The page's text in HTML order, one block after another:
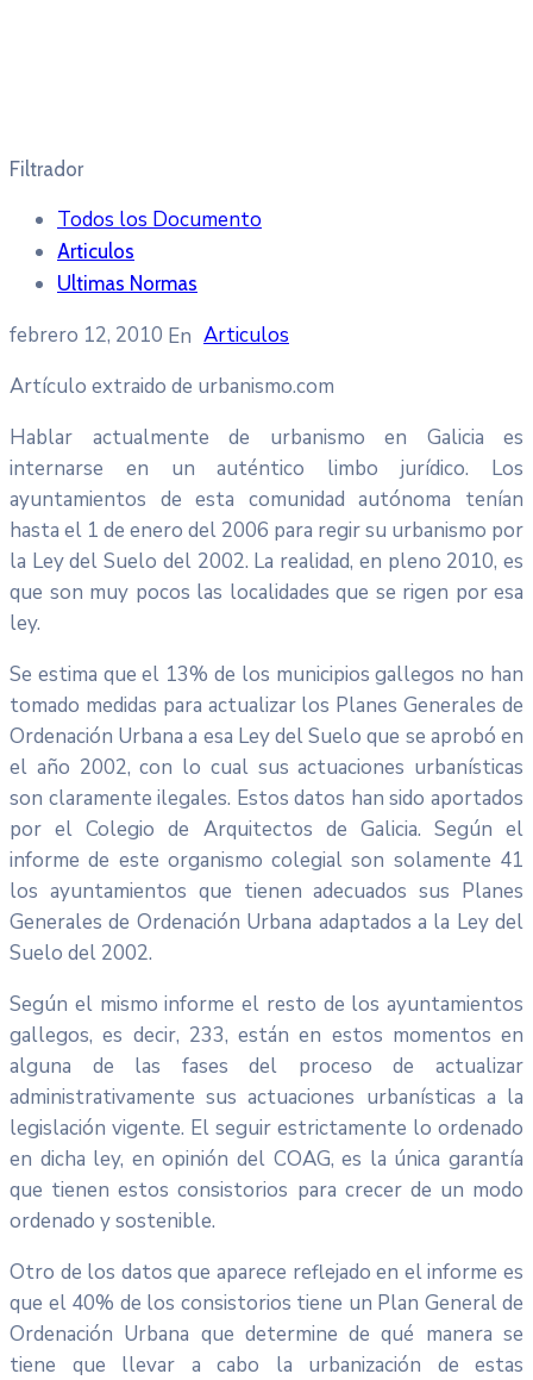
Filtrador
Todos los Documento
Articulos
Ultimas Normas
febrero 12, 2010
Articulos
Artículo extraido de urbanismo.com
Hablar actualmente de urbanismo en Galicia es
internarse en un auténtico limbo jurídico. Los
ayuntamientos de esta comunidad autónoma tenían
hasta el 1 de enero del 2006 para regir su urbanismo por
la Ley del Suelo del 2002. La realidad, en pleno 2010, es
que son muy pocos las localidades que se rigen por esa
ley.
Se estima que el 13% de los municipios gallegos no han
tomado medidas para actualizar los Planes Generales de
Ordenación Urbana a esa Ley del Suelo que se aprobó en
el año 2002, con lo cual sus actuaciones urbanísticas
son claramente ilegales. Estos datos han sido aportados
por el Colegio de Arquitectos de Galicia. Según el
informe de este organismo colegial son solamente 41
los ayuntamientos que tienen adecuados sus Planes
Generales de Ordenación Urbana adaptados a la Ley del
Suelo del 2002.
Según el mismo informe el resto de los ayuntamientos
gallegos, es decir, 233, están en estos momentos en
alguna de las fases del proceso de actualizar
administrativamente sus actuaciones urbanísticas a la
legislación vigente. El seguir estrictamente lo ordenado
en dicha ley, en opinión del COAG, es la única garantía
que tienen estos consistorios para crecer de un modo
ordenado y sostenible.
Otro de los datos que aparece reflejado en el informe es
que el 40% de los consistorios tiene un Plan General de
Ordenación Urbana que determine de qué manera se
tiene que llevar a cabo la urbanización de estas